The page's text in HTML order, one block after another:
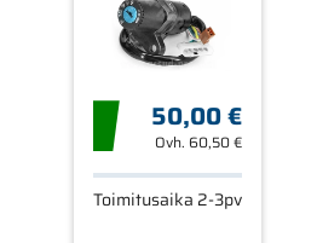
50,00 €
Ovh. 60,50 €
Toimitusaika 2-3pv